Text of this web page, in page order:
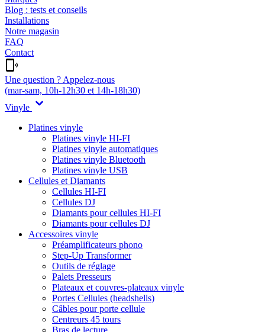
Blog : tests et conseils
Installations
Notre magasin
FAQ
Contact
Une question ? Appelez-nous
(mar-sam, 10h-12h30 et 14h-18h30)
Vinyle
Platines vinyle
Platines vinyle HI-FI
Platines vinyle automatiques
Platines vinyle Bluetooth
Platines vinyle USB
Cellules et Diamants
Cellules HI-FI
Cellules DJ
Diamants pour cellules HI-FI
Diamants pour cellules DJ
Accessoires vinyle
Préamplificateurs phono
Step-Up Transformer
Outils de réglage
Palets Presseurs
Plateaux et couvres-plateaux vinyle
Portes Cellules (headshells)
Câbles pour porte cellule
Centreurs 45 tours
Bras de lecture